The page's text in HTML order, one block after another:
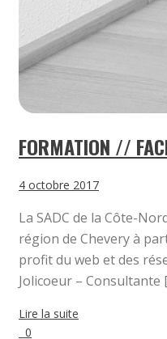
FORMATION //
4 octobre 2017
La SADC de la Côte-
région de Chevery à
profit du web et des
Jolicoeur – Consultante
Lire la suite
0